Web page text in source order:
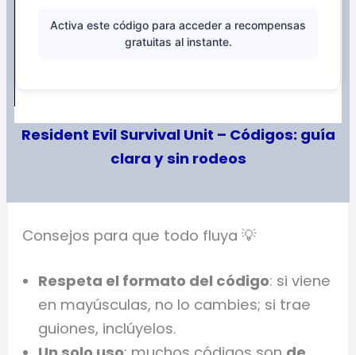
Activa este código para acceder a recompensas
gratuitas al instante.
Resident Evil Survival Unit – Códigos: guía
clara y sin rodeos
Consejos para que todo fluya 💡
Respeta el formato del código: si viene
en mayúsculas, no lo cambies; si trae
guiones, inclúyelos.